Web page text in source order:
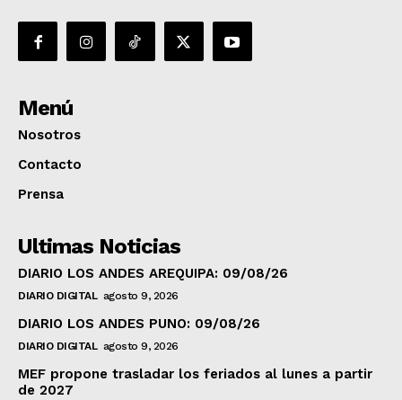
Menú
Nosotros
Contacto
Prensa
Ultimas Noticias
DIARIO LOS ANDES AREQUIPA: 09/08/26
DIARIO DIGITAL agosto 9, 2026
DIARIO LOS ANDES PUNO: 09/08/26
DIARIO DIGITAL agosto 9, 2026
MEF propone trasladar los feriados al lunes a partir
de 2027